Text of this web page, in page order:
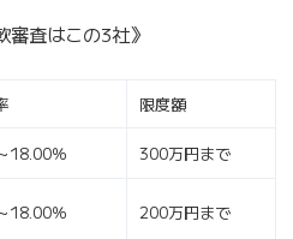
審査はこの3社》
限度額
18.00％ 300万円まで
18.00％ 200万円まで